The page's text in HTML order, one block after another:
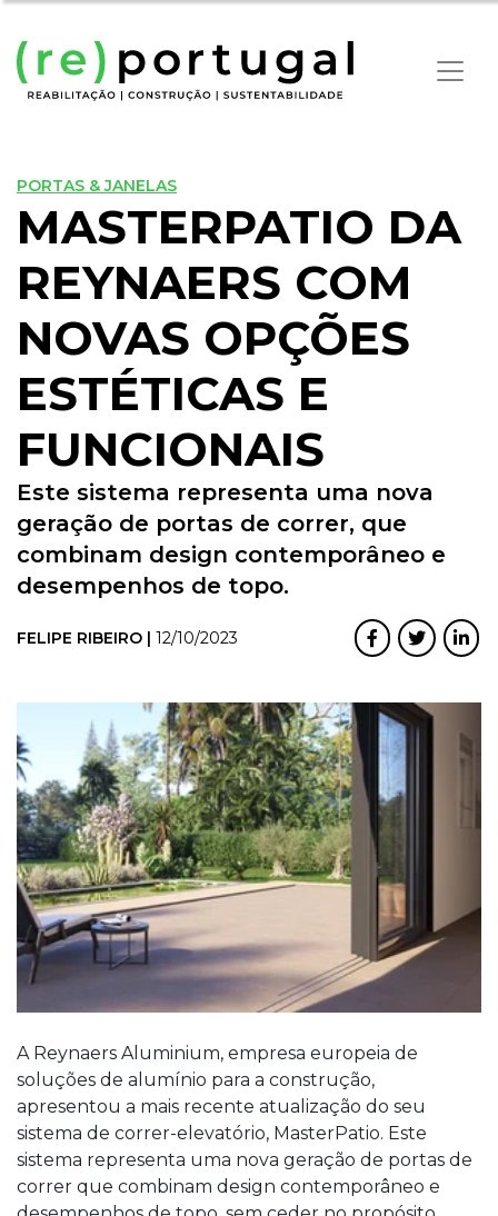
PORTAS & JANELAS
MASTERPATIO DA
REYNAERS COM
NOVAS OPÇÕES
ESTÉTICAS E
FUNCIONAIS
Este sistema representa uma nova
geração de portas de correr, que
combinam design contemporâneo e
desempenhos de topo.
FELIPE RIBEIRO | 12/10/2023
A Reynaers Aluminium, empresa europeia de
soluções de alumínio para a construção,
apresentou a mais recente atualização do seu
sistema de correr-elevatório, MasterPatio. Este
sistema representa uma nova geração de portas de
correr que combinam design contemporâneo e